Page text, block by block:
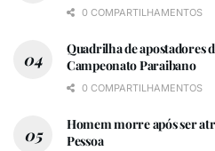
0 COMPARTILHAMENTOS
Quadrilha de apostadores
Campeonato Paraibano
0 COMPARTILHAMENTOS
Homem morre após ser
Pessoa